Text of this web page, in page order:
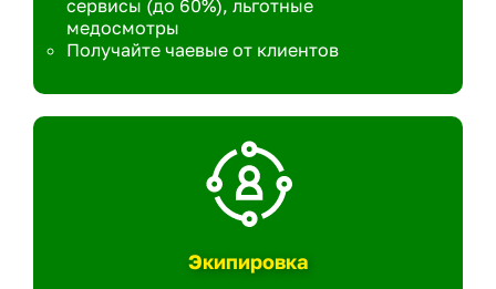
сервисы (до 60%), льготные
медосмотры
Получайте чаевые от клиентов
Экипировка